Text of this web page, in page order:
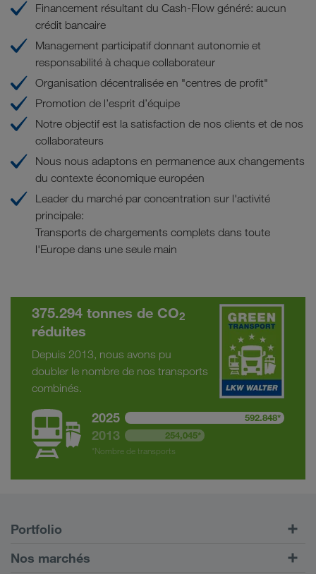
Financement résultant du Cash-Flow généré: aucun
crédit bancaire
Management participatif donnant autonomie et
responsabilité à chaque collaborateur
Organisation décentralisée en "centres de profit"
Promotion de l’esprit d’équipe
Notre objectif est la satisfaction de nos clients et de nos
collaborateurs
Nous nous adaptons en permanence aux changements
du contexte économique européen
Leader du marché par concentration sur l'activité
principale:
Transports de chargements complets dans toute
l'Europe dans une seule main
375.294 tonnes de CO2
réduites
Depuis 2013, nous avons pu
doubler le nombre de nos transports
combinés.
2025 592.848*
2013
254,045*
*Nombre de transports
Portfolio
Transports routiers
Nos marchés